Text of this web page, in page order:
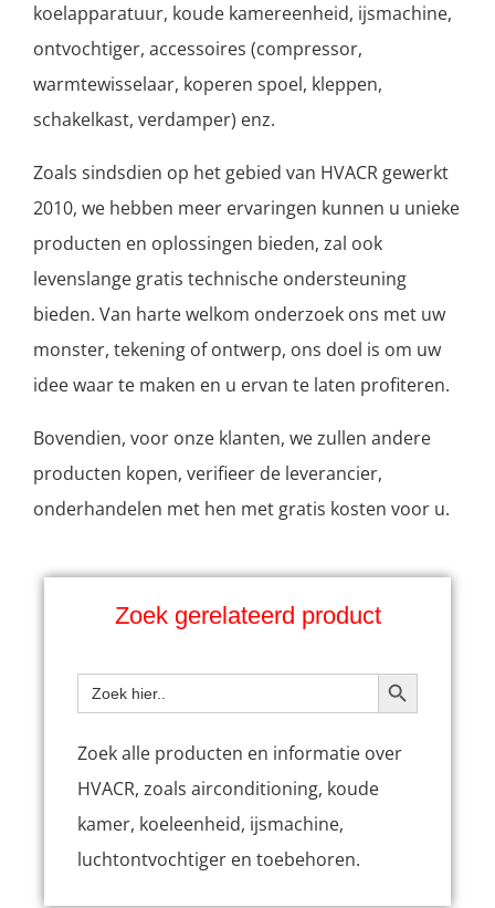
koelapparatuur, koude kamereenheid, ijsmachine,
ontvochtiger, accessoires (compressor,
warmtewisselaar, koperen spoel, kleppen,
schakelkast, verdamper) enz.
Zoals sindsdien op het gebied van HVACR gewerkt
2010, we hebben meer ervaringen kunnen u unieke
producten en oplossingen bieden, zal ook
levenslange gratis technische ondersteuning
bieden. Van harte welkom onderzoek ons ​​met uw
monster, tekening of ontwerp, ons doel is om uw
idee waar te maken en u ervan te laten profiteren.
Bovendien, voor onze klanten, we zullen andere
producten kopen, verifieer de leverancier,
onderhandelen met hen met gratis kosten voor u.
Zoek gerelateerd product
Zoeken: ZOEKKNOP
Zoek alle producten en informatie over
HVACR, zoals airconditioning, koude
kamer, koeleenheid, ijsmachine,
luchtontvochtiger en toebehoren.